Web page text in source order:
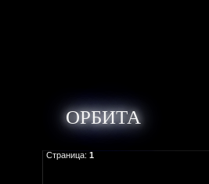
ОРБИТА
Страница: 1